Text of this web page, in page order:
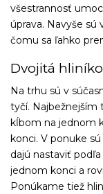
všestrannosť
úprava. Navyše sú
čomu sa ľahko
Dvojitá
Na trhu sú v
tyčí. Najbežnejším
kĺbom na jednom
konci. V ponuke
dajú nastaviť
jednom konci a
Ponúkame tiež